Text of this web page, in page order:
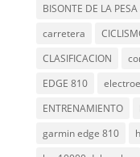
BISONTE DE LA PESA
carretera
CLASIFICACION
EDGE 810
ENTRENAMIENTO
garmin edge 810